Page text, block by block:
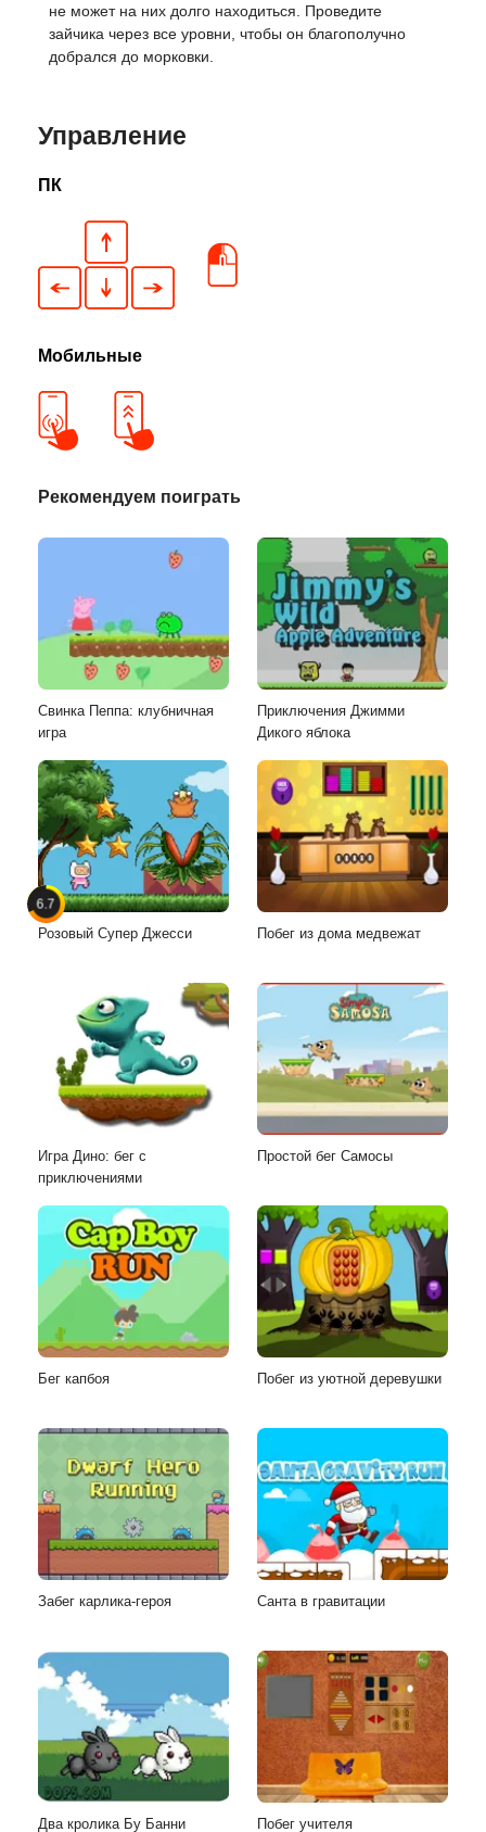
не может на них долго находиться. Проведите
зайчика через все уровни, чтобы он благополучно
добрался до морковки.
Управление
ПК
Мобильные
Рекомендуем поиграть
Свинка Пеппа: клубничная
игра
Приключения Джимми
Дикого яблока
6.7
Розовый Супер Джесси Побег из дома медвежат
Игра Дино: бег с
приключениями
Простой бег Самосы
Бег капбоя Побег из уютной деревушки
Забег карлика-героя Санта в гравитации
Два кролика Бу Банни Побег учителя